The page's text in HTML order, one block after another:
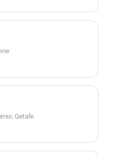
Getafe